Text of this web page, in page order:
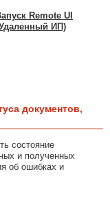
Remote UI
ИП)
документов,
состояние
и полученных
об ошибках и